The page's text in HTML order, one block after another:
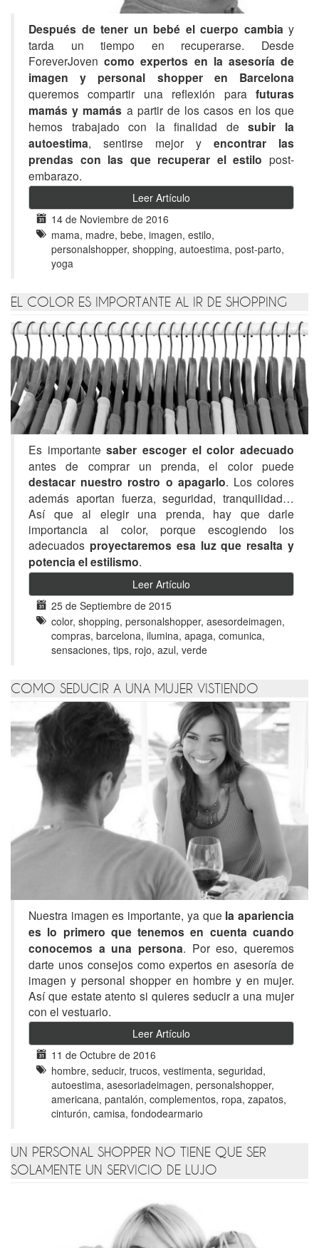
Después de tener un bebé el cuerpo cambia y
tarda un tiempo en recuperarse. Desde
ForeverJovencomo expertos en la asesoría de
imagen y personal shopper en Barcelona
queremos compartir una reflexión parafuturas
mamás y mamás a partir de los casos en los que
hemos trabajado con la finalidad desubir la
autoestima, sentirse mejor y encontrar las
prendas con las que recuperar el estilo post-
embarazo.
Leer Artículo
14 de Noviembre de 2016
mama, madre, bebe, imagen, estilo,
personalshopper, shopping, autoestima, post-parto,
yoga
EL COLOR ES IMPORTANTE AL IR DE SHOPPING
Es importantesaber escoger el color adecuado
antes de comprar un prenda, el color puede
destacar nuestro rostro o apagarlo. Los colores
además aportan fuerza, seguridad, tranquilidad…
Así que al elegir una prenda, hay que darle
importancia al color, porque escogiendo los
adecuados proyectaremos esa luz que resalta y
potencia el estilismo.
Leer Artículo
25 de Septiembre de 2015
color, shopping, personalshopper, asesordeimagen,
compras, barcelona, ilumina, apaga, comunica,
sensaciones, tips, rojo, azul, verde
COMO SEDUCIR A UNA MUJER VISTIENDO
Nuestra imagen es importante, ya que la apariencia
es lo primero que tenemos en cuenta cuando
conocemos a una persona. Por eso, queremos
darte unos consejos como expertos en asesoría de
imagen y personal shopper en hombre y en mujer.
Así que estate atento si quieres seducir a una mujer
con el vestuario.
Leer Artículo
11 de Octubre de 2016
hombre, seducir, trucos, vestimenta, seguridad,
autoestima, asesoriadeimagen, personalshopper,
americana, pantalón, complementos, ropa, zapatos,
cinturón, camisa, fondodearmario
UN PERSONAL SHOPPER NO TIENE QUE SER
SOLAMENTE UN SERVICIO DE LUJO